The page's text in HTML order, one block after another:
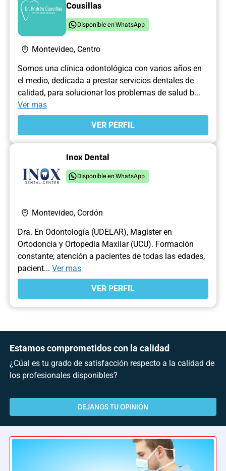
Cousillas
Disponible en WhatsApp
Montevideo, Centro
Somos una clínica odontológica con varios años en
el medio, dedicada a prestar servicios dentales de
calidad, para solucionar los problemas de salud b...
Ver mas
VER PERFIL
Inox Dental
Disponible en WhatsApp
Montevideo, Cordón
Dra. En Odontología (UDELAR), Magíster en
Ortodoncia y Ortopedia Maxilar (UCU). Formación
constante; atención a pacientes de todas las edades,
pacient... Ver mas
VER PERFIL
Estamos comprometidos con la calidad
¿Cúal es tu grado de satisfacción respecto a la calidad de
los profesionales disponibles?
DEJANOS TU OPINIÓN